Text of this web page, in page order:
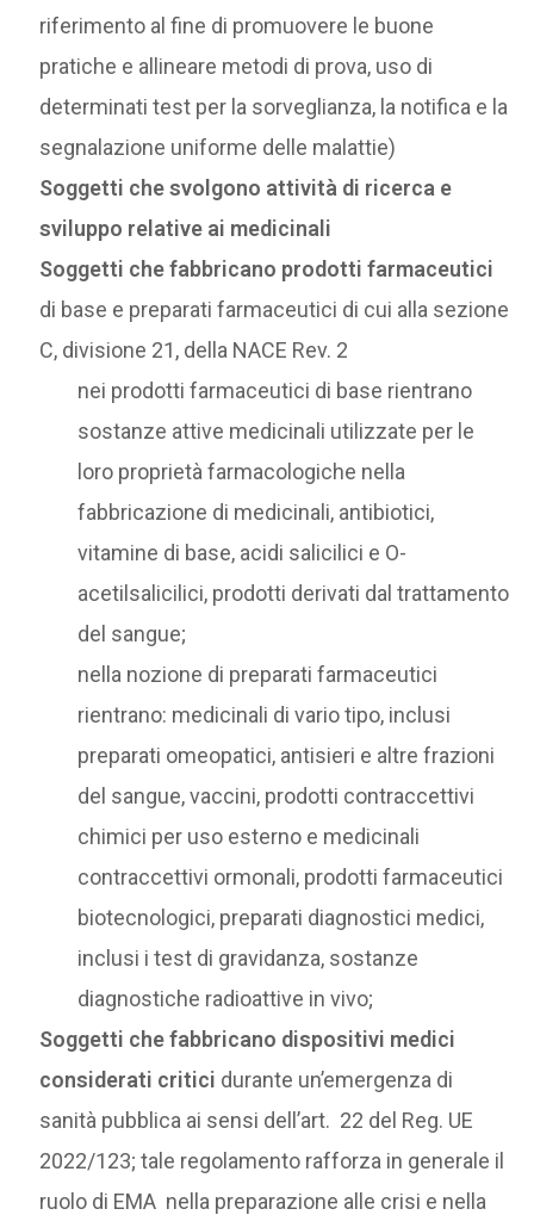
riferimento al fine di promuovere le buone
pratiche e allineare metodi di prova, uso di
determinati test per la sorveglianza, la notifica e la
segnalazione uniforme delle malattie)
Soggetti che svolgono attività di ricerca e
sviluppo relative ai medicinali
Soggetti che fabbricano prodotti farmaceutici
di base e preparati farmaceutici di cui alla sezione
C, divisione 21, della NACE Rev. 2
nei prodotti farmaceutici di base rientrano
sostanze attive medicinali utilizzate per le
loro proprietà farmacologiche nella
fabbricazione di medicinali, antibiotici,
vitamine di base, acidi salicilici e O-
acetilsalicilici, prodotti derivati dal trattamento
del sangue;
nella nozione di preparati farmaceutici
rientrano: medicinali di vario tipo, inclusi
preparati omeopatici, antisieri e altre frazioni
del sangue, vaccini, prodotti contraccettivi
chimici per uso esterno e medicinali
contraccettivi ormonali, prodotti farmaceutici
biotecnologici, preparati diagnostici medici,
inclusi i test di gravidanza, sostanze
diagnostiche radioattive in vivo;
Soggetti che fabbricano dispositivi medici
considerati critici durante un’emergenza di
sanità pubblica ai sensi dell’art. 22 del Reg. UE
2022/123; tale regolamento rafforza in generale il
ruolo di EMA nella preparazione alle crisi e nella